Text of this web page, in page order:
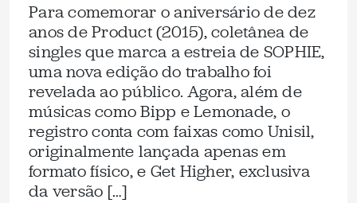
Para comemorar o aniversário de dez
anos de Product (2015), coletânea de
singles que marca a estreia de SOPHIE,
uma nova edição do trabalho foi
revelada ao público. Agora, além de
músicas como Bipp e Lemonade, o
registro conta com faixas como Unisil,
originalmente lançada apenas em
formato físico, e Get Higher, exclusiva
da versão […]